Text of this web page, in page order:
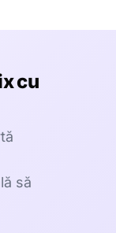
cu
să